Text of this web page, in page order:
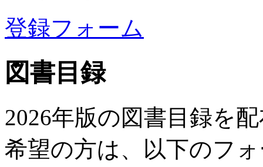
登録フォーム
図書目録
2026年版の図書目録を
希望の方は、以下のフ